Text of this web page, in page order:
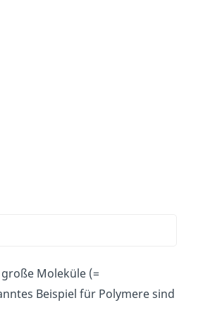
Moleküle (=
Beispiel für Polymere sind